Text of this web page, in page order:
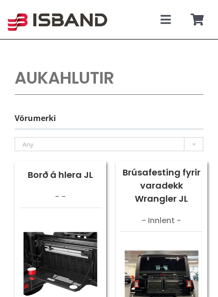
content
Toggle
TILBOÐSBÍLAR
AUKAHLUTIR
Vörumerki
Any
Borð á hlera JL
- -
Brúsafesting fyrir
varadekk
Wrangler JL
- Innlent -